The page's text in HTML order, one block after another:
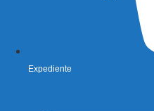
Expediente